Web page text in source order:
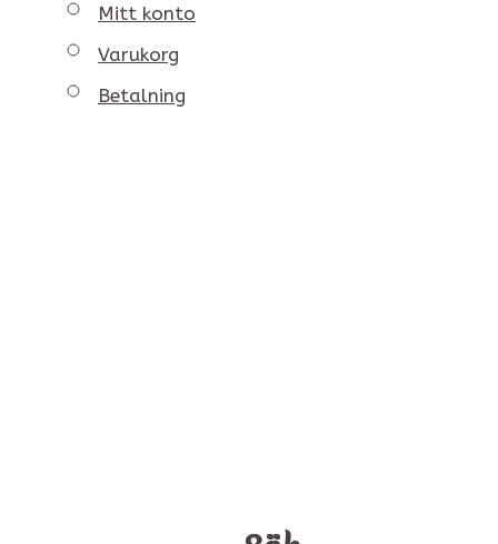
Mitt konto
Varukorg
Betalning